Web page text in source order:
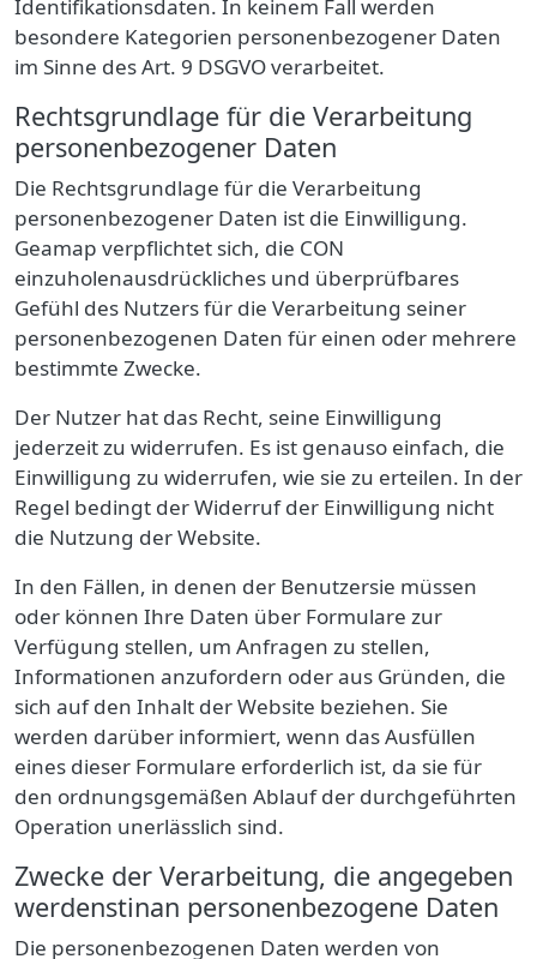
Identifikationsdaten. In keinem Fall werden
besondere Kategorien personenbezogener Daten
im Sinne des Art. 9 DSGVO verarbeitet.
Rechtsgrundlage für die Verarbeitung
personenbezogener Daten
Die Rechtsgrundlage für die Verarbeitung
personenbezogener Daten ist die Einwilligung.
Geamap verpflichtet sich, die CON
einzuholenausdrückliches und überprüfbares
Gefühl des Nutzers für die Verarbeitung seiner
personenbezogenen Daten für einen oder mehrere
bestimmte Zwecke.
Der Nutzer hat das Recht, seine Einwilligung
jederzeit zu widerrufen. Es ist genauso einfach, die
Einwilligung zu widerrufen, wie sie zu erteilen. In der
Regel bedingt der Widerruf der Einwilligung nicht
die Nutzung der Website.
In den Fällen, in denen der Benutzersie müssen
oder können Ihre Daten über Formulare zur
Verfügung stellen, um Anfragen zu stellen,
Informationen anzufordern oder aus Gründen, die
sich auf den Inhalt der Website beziehen. Sie
werden darüber informiert, wenn das Ausfüllen
eines dieser Formulare erforderlich ist, da sie für
den ordnungsgemäßen Ablauf der durchgeführten
Operation unerlässlich sind.
Zwecke der Verarbeitung, die angegeben
werdenstinan personenbezogene Daten
Die personenbezogenen Daten werden von